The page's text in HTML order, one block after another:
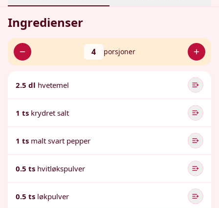
Ingredienser
4 porsjoner
2.5 dl hvetemel
1 ts krydret salt
1 ts malt svart pepper
0.5 ts hvitløkspulver
0.5 ts løkpulver